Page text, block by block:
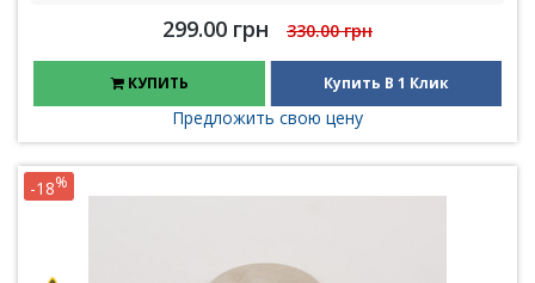
299.00 грн 330.00 грн
КУПИТЬ Купить В 1 Клик
Предложить свою цену
-18%